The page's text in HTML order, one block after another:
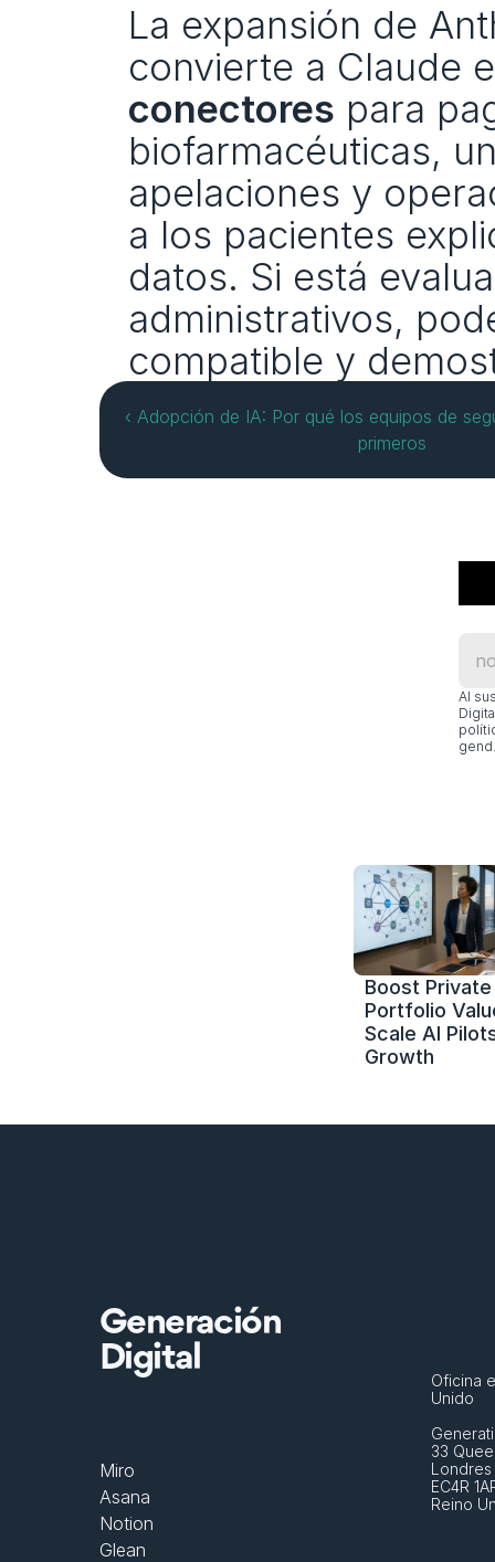
La expansión de
convierte a Claude
conectores para
biofarmacéuticas,
apelaciones y
a los pacientes
datos. Si está
administrativos,
compatible y
‹ Adopción de IA: Por qué los equipos de
primeros
Al
Boost
Portfolio
Scale AI
Growth
Generación
Digital
Miro
Asana
Notion
Glean
Oficina
Unido
33
Londres
EC4R
Reino